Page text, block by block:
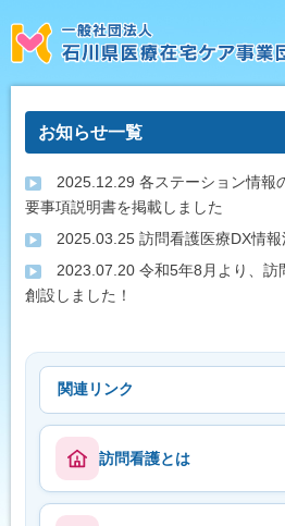
関連リンク
訪問看護とは
お知らせ一覧
2025.12.29 各ステーション情報
要事項説明書を掲載しました
2025.03.25 訪問看護医療DX情
2023.07.20 令和5年8月より、訪
創設しました！